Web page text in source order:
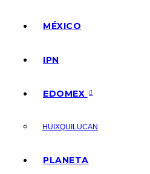
MÉXICO
IPN
EDOMEX
HUIXQUILUCAN
PLANETA